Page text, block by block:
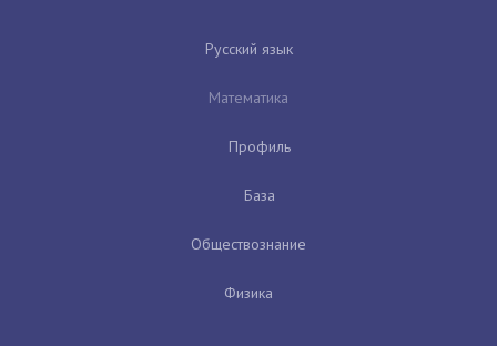
Русский язык
Математика
Профиль
База
Обществознание
Физика